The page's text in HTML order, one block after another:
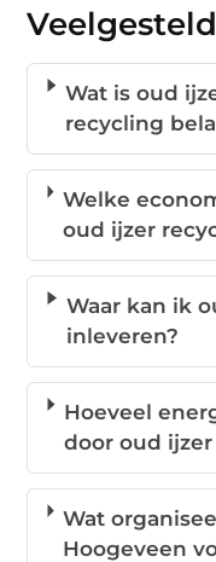
Wat is oud
recycling
Welke
oud ijzer
Waar kan ik
inleveren?
Hoeveel
door oud
Wat
Hoogeveen